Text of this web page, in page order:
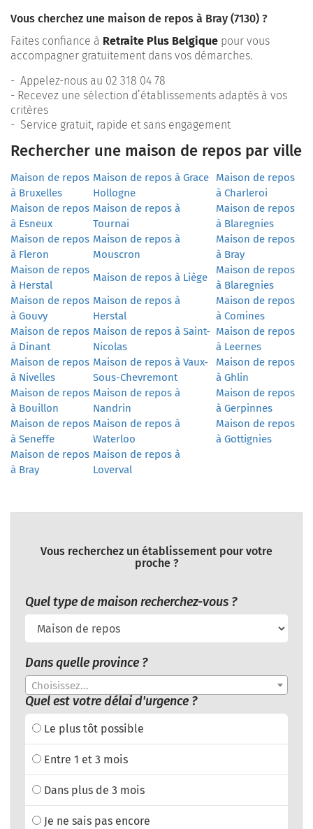
Vous cherchez une maison de repos à Bray (7130) ?
Faites confiance à Retraite Plus Belgique pour vous
accompagner gratuitement dans vos démarches.
- Appelez-nous au 02 318 04 78
- Recevez une sélection d’établissements adaptés à vos
critères
- Service gratuit, rapide et sans engagement
Rechercher une maison de repos par ville
Maison de repos
à Bruxelles
Maison de repos à Grace
Hollogne
Maison de repos
à Charleroi
Maison de repos
à Esneux
Maison de repos à
Tournai
Maison de repos
à Blaregnies
Maison de repos
à Fleron
Maison de repos à
Mouscron
Maison de repos
à Bray
Maison de repos
à Herstal
Maison de repos à Liège
Maison de repos
à Blaregnies
Maison de repos
à Gouvy
Maison de repos à
Herstal
Maison de repos
à Comines
Maison de repos
à Dinant
Maison de repos à Saint-
Nicolas
Maison de repos
à Leernes
Maison de repos
à Nivelles
Maison de repos à Vaux-
Sous-Chevremont
Maison de repos
à Ghlin
Maison de repos
à Bouillon
Maison de repos à
Nandrin
Maison de repos
à Gerpinnes
Maison de repos
à Seneffe
Maison de repos à
Waterloo
Maison de repos
à Gottignies
Maison de repos
à Bray
Maison de repos à
Loverval
Vous recherchez un établissement pour votre
proche ?
Quel type de maison recherchez-vous ?
Dans quelle province ?
Choisissez...
Quel est votre délai d'urgence ?
Le plus tôt possible
Entre 1 et 3 mois
Dans plus de 3 mois
Je ne sais pas encore